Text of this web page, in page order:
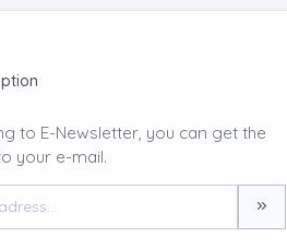
to E-Newsletter, you can get the
your e-mail.